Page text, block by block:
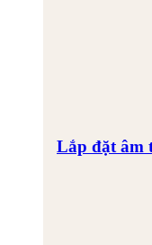
Lắp đặt âm